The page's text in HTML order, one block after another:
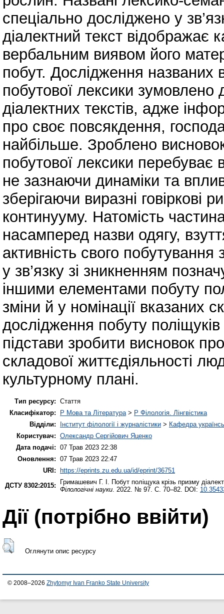
спеціально досліджено у
діалектний текст відображає
вербальним виявом його
побут. Дослідження названих
побутової лексики
діалектних текстів, адже
про своє повсякдення,
найбільше. Зроблено
побутової лексики перебуває
не зазнаючи динаміки та
зберігаючи виразні говіркові
континууму. Натомість
насамперед назви одягу,
активність свого
у зв’язку зі зникненням
іншими елементами побуту
зміни й у номінації вказаних
дослідження побуту
підстави зробити висновок
складової життєдіяльності
культурному плані.
Тип ресурсу: Стаття
Класифікатор:
P Мова та Література > P Філологія. Лінгвістика
Відділи:
Інститут філології і журналістики > Кафедра
Користувач: Олександр Сергійович Яценко
Дата подачі: 07 Трав 2023 22:38
Оновлення: 07 Трав 2023 22:47
URI: https://eprints.zu.edu.ua/id/eprint/36751
ДСТУ 8302:2015:
Гримашевич Г. І.
Побут поліщука крізь призму
Філологічні науки . 2022. № 97. С. 70–82. DOI:
Дії ​​(потрібно ввійти)
Оглянути опис ресурсу
© 2008–2026 Zhytomyr Ivan Franko State University